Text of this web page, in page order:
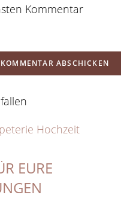
Kommentar
EURE